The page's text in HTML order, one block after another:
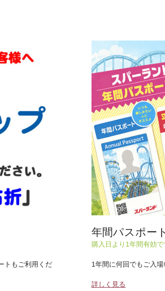
トもご利用くだ
年間パスポー
購入日より1年間有効
1年間に何回でもご入
詳しく見る